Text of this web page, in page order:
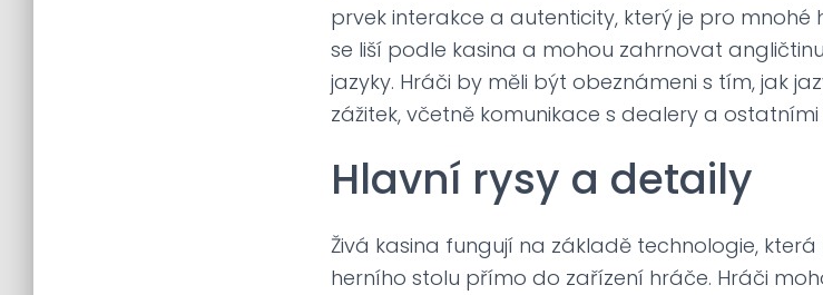
prvek interakce a autenticity, který je pro mnohé
se liší podle kasina a mohou zahrnovat
jazyky. Hráči by měli být obeznámeni s tím, jak
zážitek, včetně komunikace s dealery a ostatními
Hlavní rysy a detaily
Živá kasina fungují na základě technologie,
herního stolu přímo do zařízení hráče. Hráči